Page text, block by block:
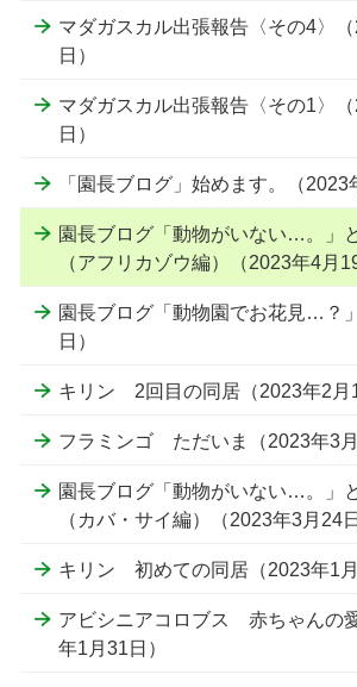
マダガスカル出張報告〈その4〉
日）
マダガスカル出張報告〈その1〉
日）
「園長ブログ」始めます。（2023
園長ブログ「動物がいない…。」
（アフリカゾウ編）（2023年4月
園長ブログ「動物園でお花見…？
日）
キリン 2回目の同居（2023年2月
フラミンゴ ただいま（2023年3月
園長ブログ「動物がいない…。」
（カバ・サイ編）（2023年3月24日
キリン 初めての同居（2023年1月
アビシニアコロブス 赤ちゃんの
年1月31日）